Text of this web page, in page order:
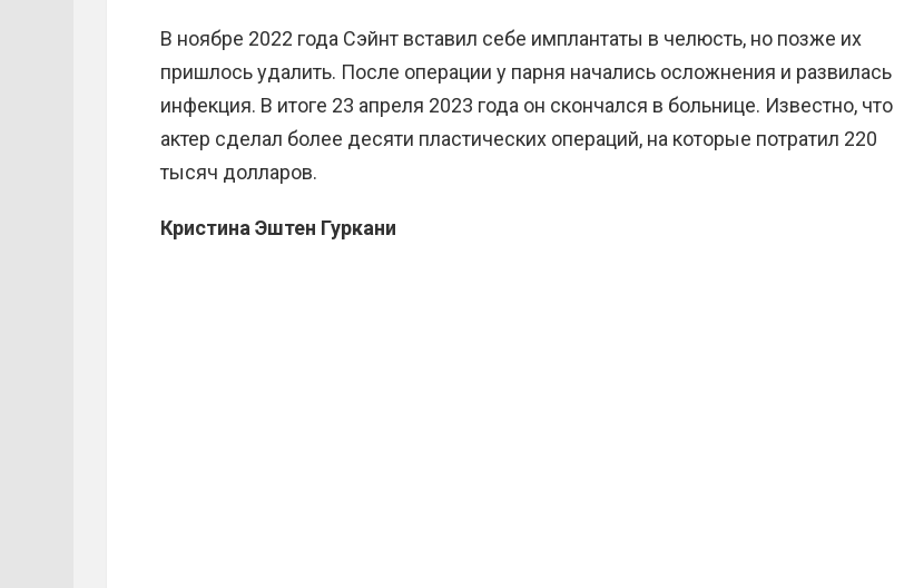
В ноябре 2022 года Сэйнт вставил себе имплантаты в челюсть, но позже их
пришлось удалить. После операции у парня начались осложнения и развилась
инфекция. В итоге 23 апреля 2023 года он скончался в больнице. Известно, что
актер сделал более десяти пластических операций, на которые потратил 220
тысяч долларов.
Кристина Эштен Гуркани